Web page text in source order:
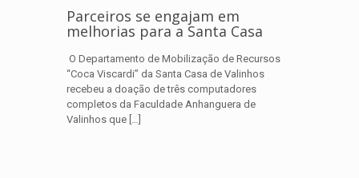
Parceiros se engajam em
melhorias para a Santa Casa
O Departamento de Mobilização de Recursos
“Coca Viscardi” da Santa Casa de Valinhos
recebeu a doação de três computadores
completos da Faculdade Anhanguera de
Valinhos que […]